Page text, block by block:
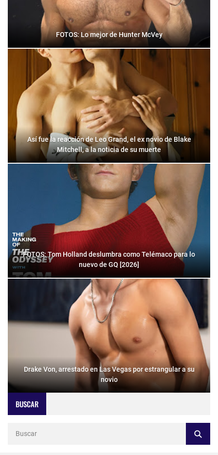
FOTOS: Lo mejor de Hunter McVey
Así fue la reacción de Leo Grand, el ex novio de Blake
Mitchell, a la noticia de su muerte
FOTOS: Tom Holland deslumbra como Telémaco para lo
nuevo de GQ [2026]
Drake Von, arrestado en Las Vegas por estrangular a su
novio
BUSCAR